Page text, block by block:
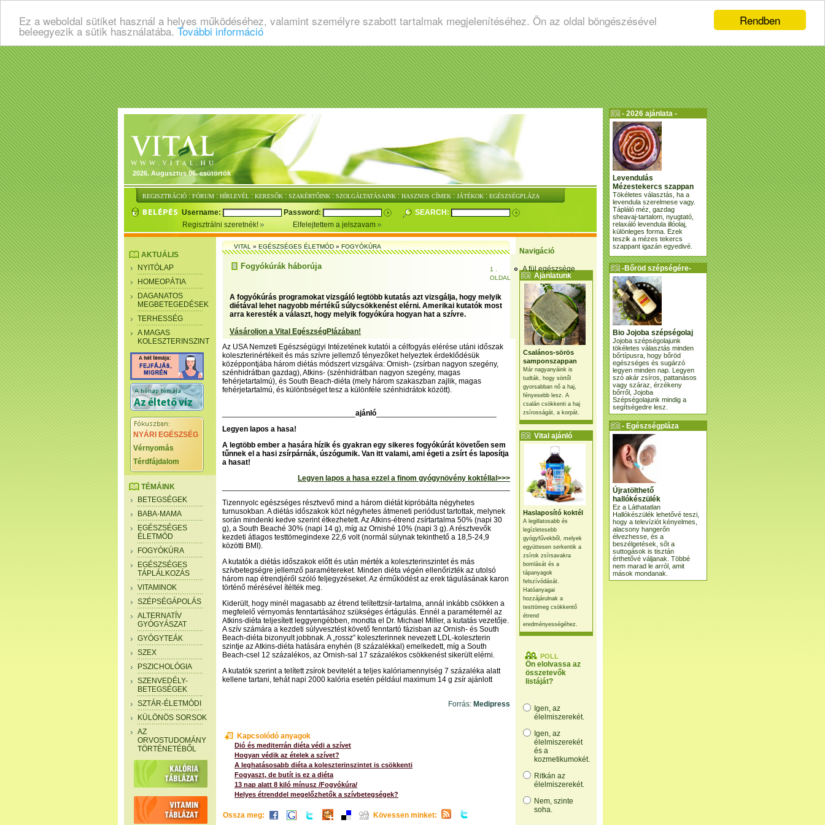
Rendben
Ez a weboldal sütiket használ a helyes működéséhez, valamint személyre szabott tartalmak megjelenítéséhez. Ön az oldal böngészésével
beleegyezik a sütik használatába. További információ
2026. Augusztus 06. csütörtök
REGISZTRÁCIÓ : FÓRUM : HÍRLEVÉL : KERESŐK : SZAKÉRTŐINK : SZOLGÁLTATÁSAINK : HASZNOS CÍMEK : JÁTÉKOK : EGÉSZSÉGPLÁZA
Username: Password:
SEARCH:
Regisztrálni szeretnék!
Elfelejtettem a jelszavam
Navigáció
A fül egészsége
Ajánlatunk
Csalános-sörös
samponszappan
Már nagyanyáink is
tudták, hogy sörtől
gyorsabban nő a haj,
fényesebb lesz. A
csalán csökkenti a haj
zsírosságát, a korpát.
Vital ajánló
Haslaposító koktél
A legillatosabb és
legízletesebb
gyógyfűvekből, melyek
együttesen serkentik a
zsírok zsírsavakra
bomlását és a
tápanyagok
felszívódását.
Hatóanyagai
hozzájárulnak a
testtömeg csökkentő
étrend
eredményességéhez.
POLL
Ön elolvassa az
összetevők
listáját?
Igen, az
élelmiszerekét.
Igen, az
élelmiszerekét
és a
kozmetikumokét.
Ritkán az
élelmiszerekét.
Nem, szinte
soha.
AKTUÁLIS
NYITÓLAP
HOMEOPÁTIA
DAGANATOS
MEGBETEGEDÉSEK
TERHESSÉG
A MAGAS
KOLESZTERINSZINT
NYÁRI EGÉSZSÉG
Vérnyomás
Térdfájdalom
TÉMÁINK
BETEGSÉGEK
BABA-MAMA
EGÉSZSÉGES
ÉLETMÓD
FOGYÓKÚRA
EGÉSZSÉGES
TÁPLÁLKOZÁS
VITAMINOK
SZÉPSÉGÁPOLÁS
ALTERNATÍV
GYÓGYÁSZAT
GYÓGYTEÁK
SZEX
PSZICHOLÓGIA
SZENVEDÉLY-
BETEGSÉGEK
SZTÁR-ÉLETMÓDI
KÜLÖNÖS SORSOK
AZ
ORVOSTUDOMÁNY
TÖRTÉNETÉBŐL
VITAL»EGÉSZSÉGES ÉLETMÓD»FOGYÓKÚRA
Fogyókúrák háborúja
1 .
OLDAL
A fogyókúrás programokat vizsgáló legtöbb kutatás azt vizsgálja, hogy melyik
diétával lehet nagyobb mértékű súlycsökkenést elérni. Amerikai kutatók most
arra keresték a választ, hogy melyik fogyókúra hogyan hat a szívre.
Vásároljon a Vital EgészségPlázában!
Az USA Nemzeti Egészségügyi Intézetének kutatói a célfogyás elérése utáni időszak
koleszterinértékeit és más szívre jellemző tényezőket helyeztek érdeklődésük
középpontjába három diétás módszert vizsgálva: Ornish- (zsírban nagyon szegény,
szénhidrátban gazdag), Atkins- (szénhidrátban nagyon szegény, magas
fehérjetartalmú), és South Beach-diéta (mely három szakaszban zajlik, magas
fehérjetartalmú, és különbséget tesz a különféle szénhidrátok között).
ajánló
Legyen lapos a hasa!
A legtöbb ember a hasára hízik és gyakran egy sikeres fogyókúrát követően sem
tűnnek el a hasi zsírpárnák, úszógumik. Van itt valami, ami égeti a zsírt és laposítja
a hasat!
Legyen lapos a hasa ezzel a finom gyógynövény koktéllal>>>
Tizennyolc egészséges résztvevő mind a három diétát kipróbálta négyhetes
turnusokban. A diétás időszakok közt négyhetes átmeneti periódust tartottak, melynek
során mindenki kedve szerint étkezhetett. Az Atkins-étrend zsírtartalma 50% (napi 30
g), a South Beaché 30% (napi 14 g), míg az Ornishé 10% (napi 3 g). A résztvevők
kezdeti átlagos testtömegindexe 22,6 volt (normál súlynak tekinthető a 18,5-24,9
közötti BMI).
A kutatók a diétás időszakok előtt és után mérték a koleszterinszintet és más
szívbetegségre jellemző paramétereket. Minden diéta végén ellenőrizték az utolsó
három nap étrendjéről szóló feljegyzéseket. Az érműködést az erek tágulásának karon
történő mérésével ítélték meg.
Kiderült, hogy minél magasabb az étrend telítettzsír-tartalma, annál inkább csökken a
megfelelő vérnyomás fenntartásához szükséges értágulás. Ennél a paraméternél az
Atkins-diéta teljesített leggyengébben, mondta el Dr. Michael Miller, a kutatás vezetője.
A szív számára a kezdeti súlyvesztést követő fenntartó fázisban az Ornish- és South
Beach-diéta bizonyult jobbnak. A „rossz” koleszterinnek nevezett LDL-koleszterin
szintje az Atkins-diéta hatására enyhén (8 százalékkal) emelkedett, míg a South
Beach-csel 12 százalékos, az Ornish-sal 17 százalékos csökkenést sikerült elérni.
A kutatók szerint a telített zsírok bevitelét a teljes kalóriamennyiség 7 százaléka alatt
kellene tartani, tehát napi 2000 kalória esetén például maximum 14 g zsír ajánlott
Forrás: Medipress
Kapcsolódó anyagok
Dió és mediterrán diéta védi a szívet
Hogyan védik az ételek a szívet?
A leghatásosabb diéta a koleszterinszintet is csökkenti
Fogyaszt, de butít is ez a diéta
13 nap alatt 8 kiló mínusz /Fogyókúra/
Helyes étrenddel megelőzhetők a szívbetegségek?
Ossza meg: Kövessen minket:
- 2026 ajánlata -
Levendulás
Mézestekercs szappan
Tökéletes választás, ha a
levendula szerelmese vagy.
Tápláló méz, gazdag
sheavaj-tartalom, nyugtató,
relaxáló levendula illóolaj,
különleges forma. Ezek
teszik a mézes tekercs
szappant igazán egyedivé.
-Bőröd szépségére-
Bio Jojoba szépségolaj
Jojoba szépségolajunk
tökéletes választás minden
bőrtípusra, hogy bőröd
egészséges és sugárzó
legyen minden nap. Legyen
szó akár zsíros, pattanásos
vagy száraz, érzékeny
bőrről, Jojoba
Szépségolajunk mindig a
segítségedre lesz.
- Egészségpláza
ajánlatunk -
Újratölthető
hallókészülék
Ez a Láthatatlan
Hallókészülék lehetővé teszi,
hogy a televíziót kényelmes,
alacsony hangerőn
élvezhesse, és a
beszélgetések, sőt a
suttogások is tisztán
érthetővé váljanak. Többé
nem marad le arról, amit
mások mondanak.